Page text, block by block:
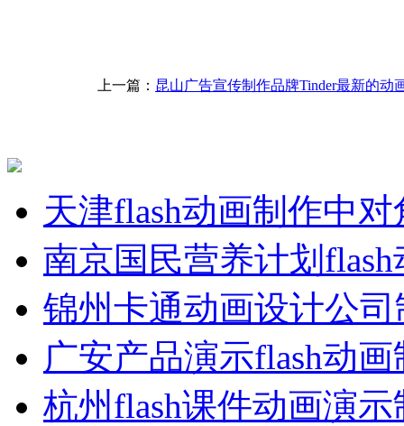
上一篇： 昆山广告宣传制作品牌Tinder最新的动
天津flash动画制作中
南京国民营养计划
锦州卡通动画设计公
广安产品演示flash动
杭州flash课件动画演